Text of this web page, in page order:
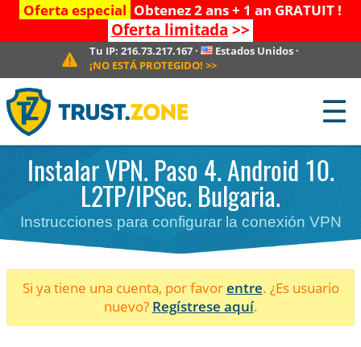
Oferta especial Obtenez 2 ans + 1 an GRATUIT !
Oferta limitada >>
Tu IP: 216.73.217.167· Estados Unidos ·
¡NO ESTÁ PROTEGIDO! >>
☰
Instalar VPN. Paso 4. Android 10.
L2TP/IPSec. Bulgaria.
Instrucciones para configurar la conexión VPN
Si ya tiene una cuenta, por favorentre. ¿Es usuario
nuevo? Regístrese aquí.